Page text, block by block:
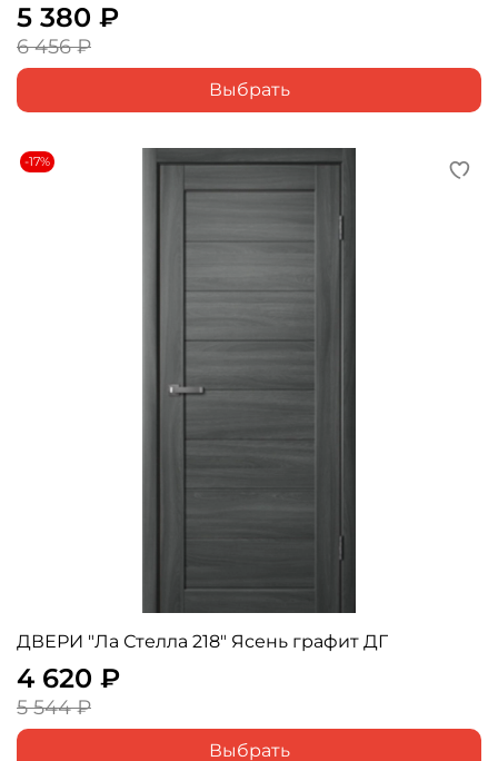
5 380 ₽
6 456 ₽
Выбрать
-17%
ДВЕРИ "Ла Стелла 218" Ясень графит ДГ
4 620 ₽
5 544 ₽
Выбрать